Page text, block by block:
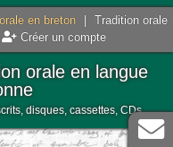
en breton
Tradition orale
Créer un compte
orale en langue
disques, cassettes, CDs